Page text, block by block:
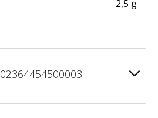
2,5 g
02364454500003